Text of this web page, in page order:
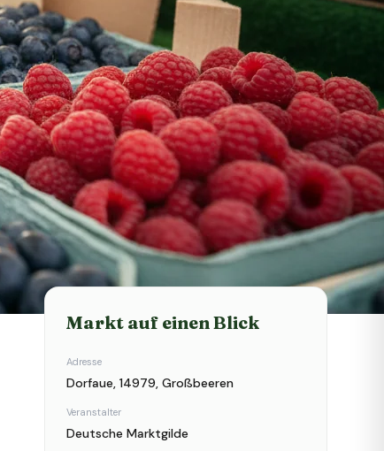
Symbolbild · KI-generiert
Status heute
Heute geschlossen
Markt auf einen Blick
Adresse
Dorfaue, 14979, Großbeeren
Veranstalter
Deutsche Marktgilde